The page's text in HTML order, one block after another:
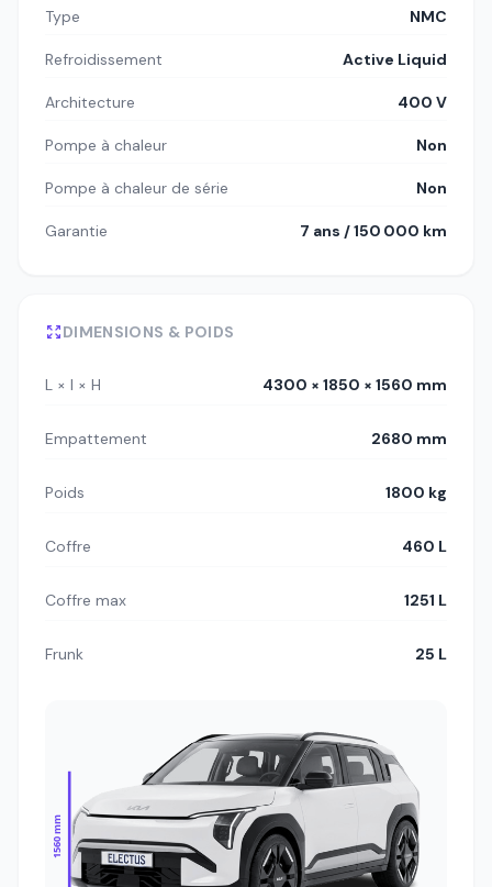
Type NMC
Refroidissement Active Liquid
Architecture 400 V
Pompe à chaleur Non
Pompe à chaleur de série Non
Garantie 7 ans / 150 000 km
DIMENSIONS & POIDS
L × l × H 4300 × 1850 × 1560 mm
Empattement 2680 mm
Poids 1800 kg
Coffre 460 L
Coffre max 1251 L
Frunk 25 L
1560 mm